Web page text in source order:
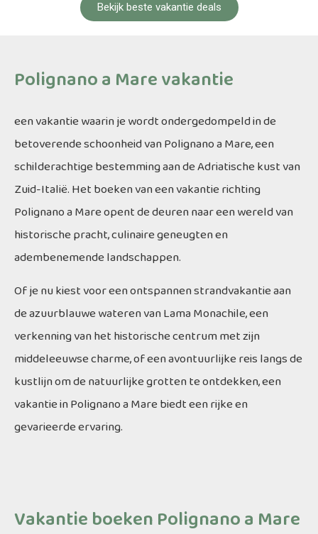
Bekijk beste vakantie deals
Polignano a Mare vakantie
een vakantie waarin je wordt ondergedompeld in de
betoverende schoonheid van Polignano a Mare, een
schilderachtige bestemming aan de Adriatische kust van
Zuid-Italië. Het boeken van een vakantie richting
Polignano a Mare opent de deuren naar een wereld van
historische pracht, culinaire geneugten en
adembenemende landschappen.
Of je nu kiest voor een ontspannen strandvakantie aan
de azuurblauwe wateren van Lama Monachile, een
verkenning van het historische centrum met zijn
middeleeuwse charme, of een avontuurlijke reis langs de
kustlijn om de natuurlijke grotten te ontdekken, een
vakantie in Polignano a Mare biedt een rijke en
gevarieerde ervaring.
Vakantie boeken Polignano a Mare